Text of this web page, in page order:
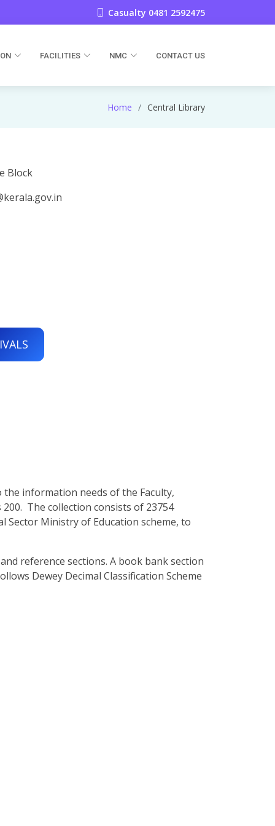
Casualty 0481 2592475
FACILITIES NMC CONTACT US
Home Central Library
Block
information needs of the Faculty,
The collection consists of 23754
Sector Ministry of Education scheme, to
reference sections. A book bank section
Dewey Decimal Classification Scheme